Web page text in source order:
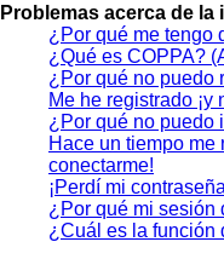
Problemas acerca de
¿Por qué me tengo
¿Qué es COPPA?
¿Por qué no puedo
Me he registrado ¡y
¿Por qué no puedo
Hace un tiempo me
conectarme!
¡Perdí mi
¿Por qué mi sesión
¿Cuál es la función